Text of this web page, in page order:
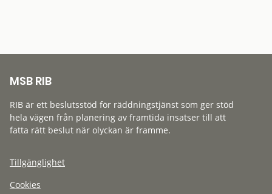
MSB RIB
RIB är ett beslutsstöd för räddningstjänst som ger stöd
hela vägen från planering av framtida insatser till att
fatta rätt beslut när olyckan är framme.
Tillgänglighet
Cookies